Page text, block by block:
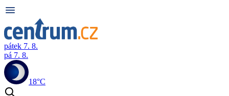
pátek 7. 8.
pá 7. 8.
18°C